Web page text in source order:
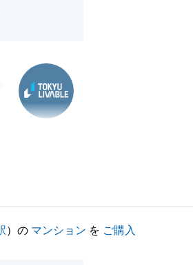
）の マンション を ご購入